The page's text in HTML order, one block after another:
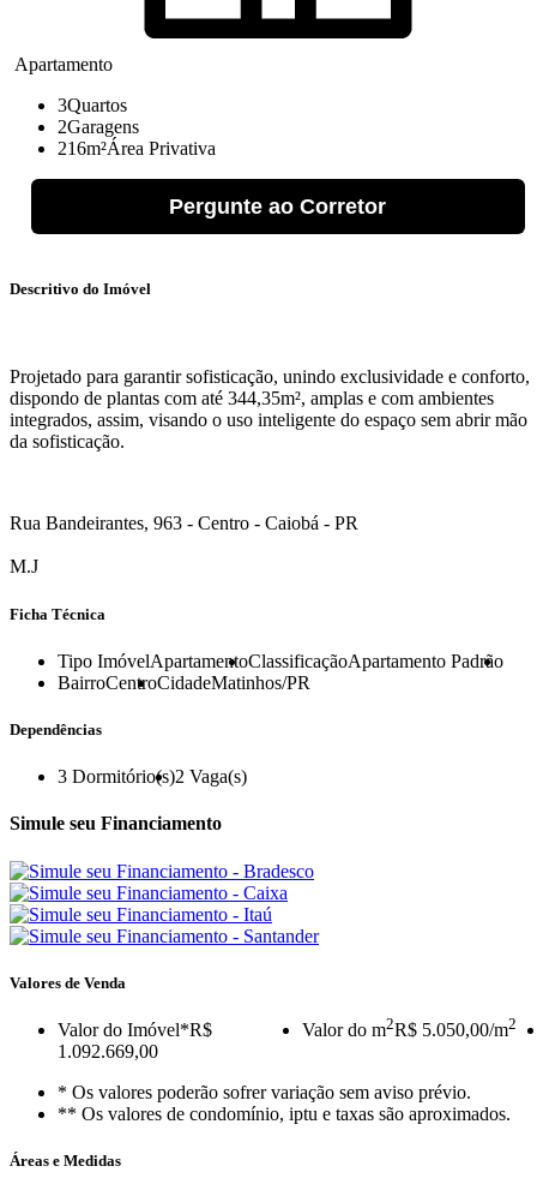
Apartamento
3Quartos
2Garagens
216m²Área Privativa
Pergunte ao Corretor
Descritivo do Imóvel
Projetado para garantir sofisticação, unindo exclusividade e conforto,
dispondo de plantas com até 344,35m², amplas e com ambientes
integrados, assim, visando o uso inteligente do espaço sem abrir mão
da sofisticação.
Rua Bandeirantes, 963 - Centro - Caiobá - PR
M.J
Ficha Técnica
Tipo ImóvelApartamentoClassificaçãoApartamento Padrão
BairroCentroCidadeMatinhos/PR
Dependências
3 Dormitório(s)2 Vaga(s)
Simule seu Financiamento
Valores de Venda
Valor do Imóvel*R$
1.092.669,00
Valor do m2R$ 5.050,00/m2
* Os valores poderão sofrer variação sem aviso prévio.
** Os valores de condomínio, iptu e taxas são aproximados.
Áreas e Medidas